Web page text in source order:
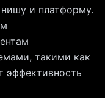
и платформу.
такими как
эффективность